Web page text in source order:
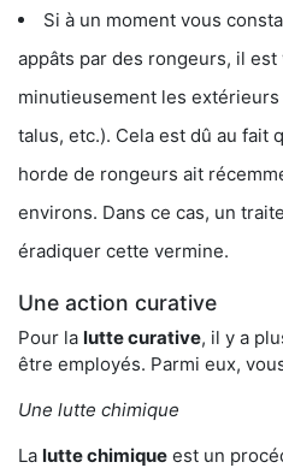
Si à un moment vous
appâts par des rongeurs, il
minutieusement les
talus, etc.). Cela est dû au fait
horde de rongeurs ait
environs. Dans ce cas, un
éradiquer cette vermine.
Une action curative
Pour la lutte curative, il y a
être employés. Parmi eux,
Une lutte chimique
La lutte chimique est un